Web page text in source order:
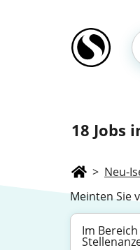
18 Jobs
> Neu-
Meinten Sie
Im